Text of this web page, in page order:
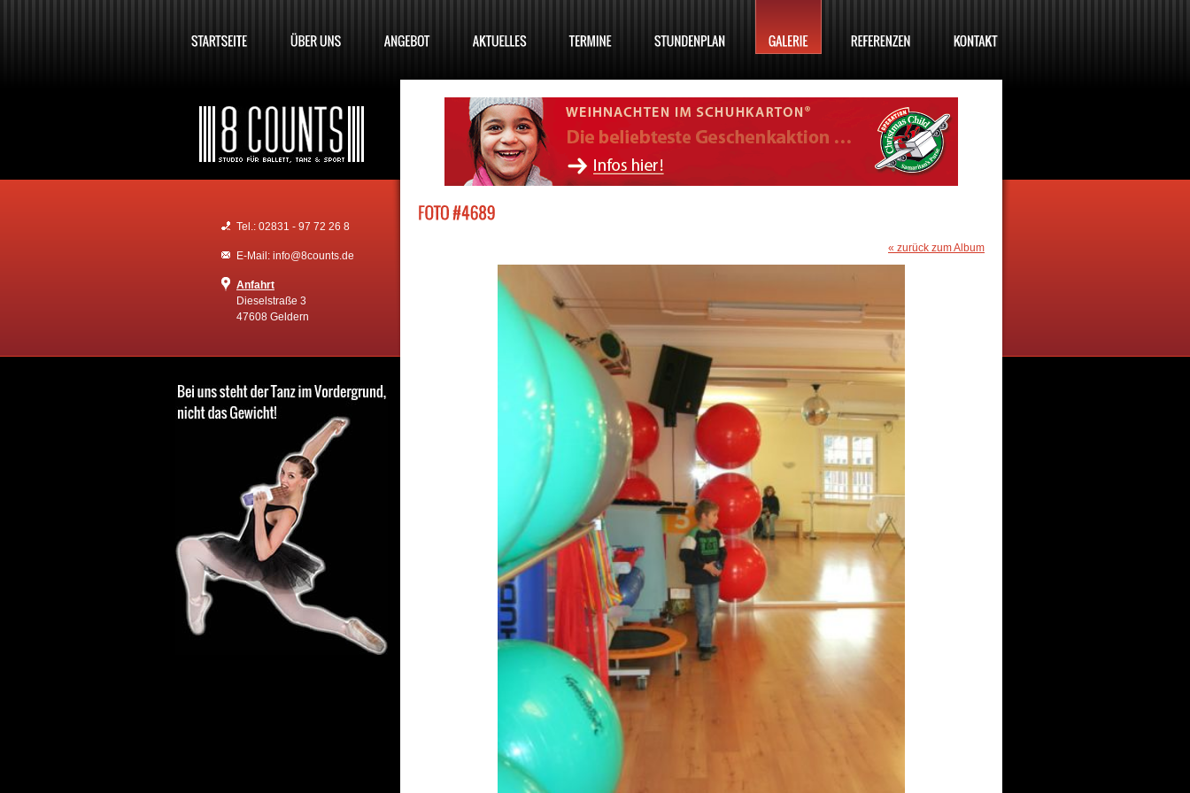
Tel.: 02831 - 97 72 26 8
E-Mail: info@8counts.de
Anfahrt
Dieselstraße 3
47608 Geldern
« zurück zum Album